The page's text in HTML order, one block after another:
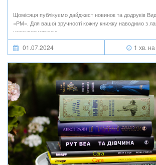
Щомісяця публікуємо дайджест новинок та додруків
«РМ». Для вашої зручності кожну книжку наводимо з
характеристикою.
01.07.2024 1 хв.